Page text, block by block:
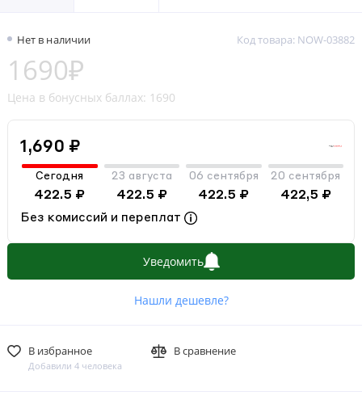
Нет в наличии Код товара: NOW-03882
1690₽
Цена в бонусных баллах: 1690
1,690 ₽
Сегодня
422.5 ₽
23 августа
422.5 ₽
06 сентября
422.5 ₽
20 сентября
422,5 ₽
Без комиссий и переплат
Уведомить
Нашли дешевле?
В избранное
Добавили 4 человека
В сравнение